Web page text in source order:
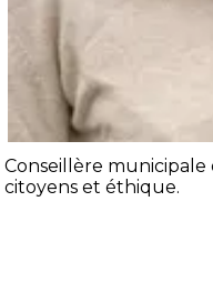
Conseillère
citoyens et éthique.